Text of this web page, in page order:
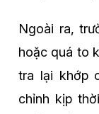
Ngoài ra,
hoặc quá to
tra lại khớp
chỉnh kịp